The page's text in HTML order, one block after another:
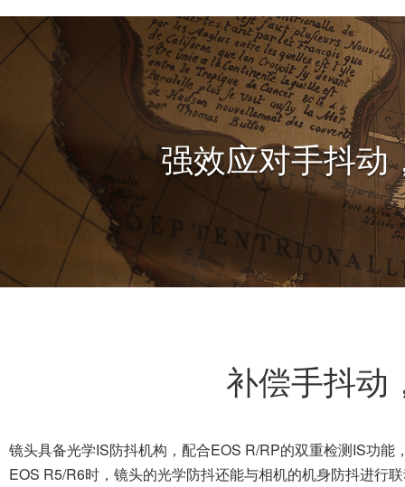
强效应对手抖动
补偿手抖动
镜头具备光学IS防抖机构，配合EOS R/RP的双重检测IS功
EOS R5/R6时，镜头的光学防抖还能与相机的机身防抖进行